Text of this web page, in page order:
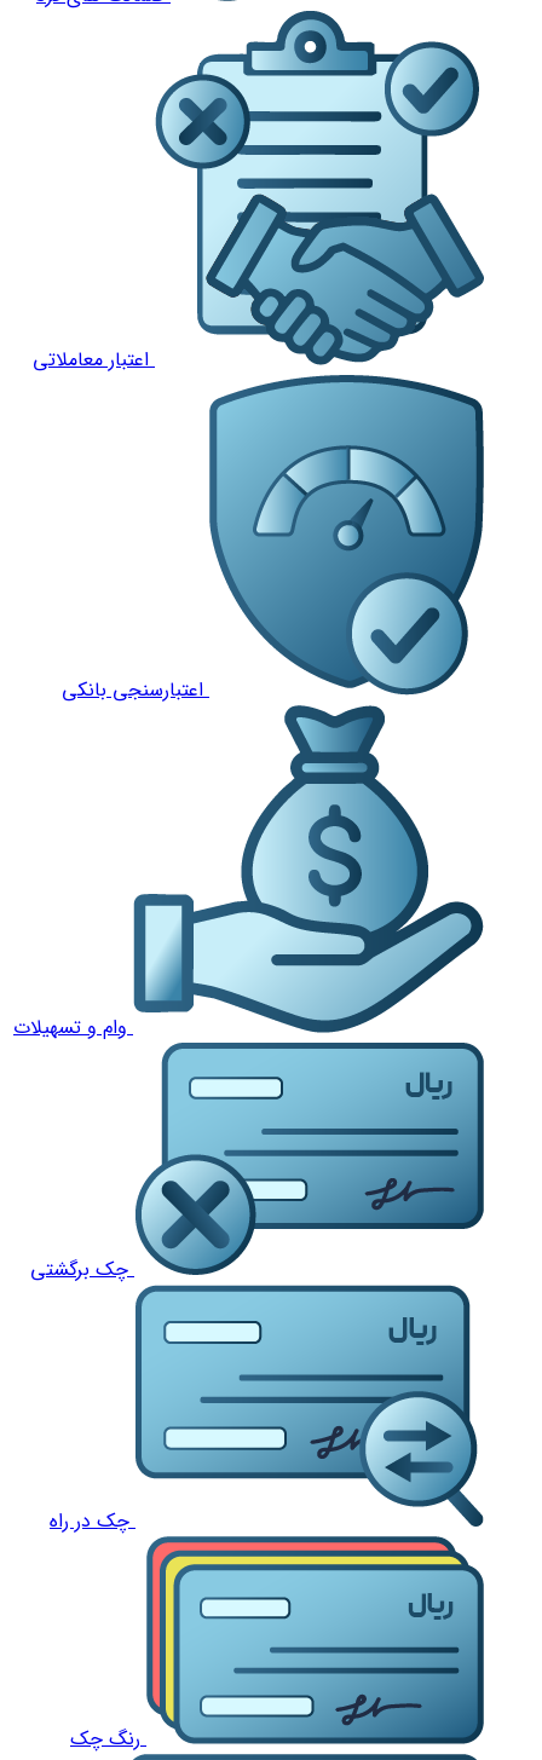
اعتبار معاملاتی
اعتبارسنجی بانکی
وام و تسهیلات
چک برگشتی
چک در راه
رنگ چک